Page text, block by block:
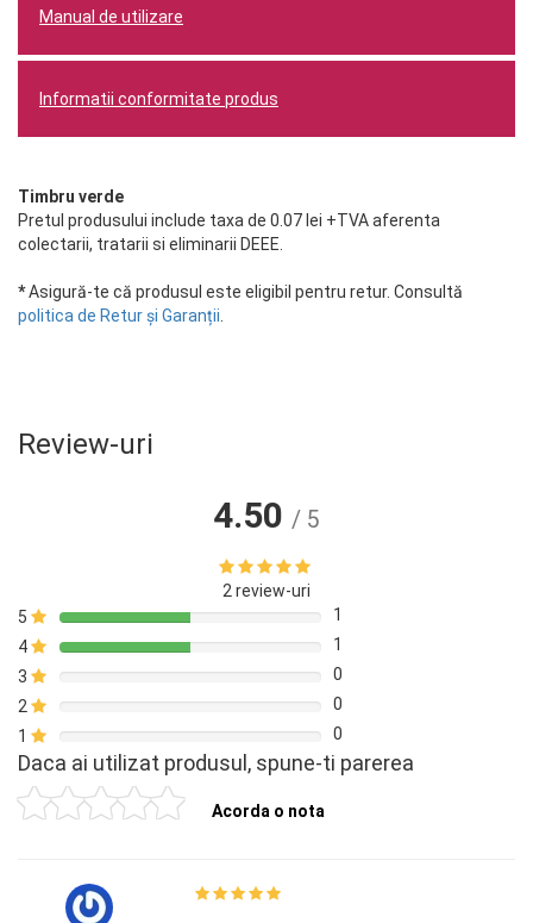
Manual de utilizare
Informatii conformitate produs
Timbru verde
Pretul produsului include taxa de 0.07 lei +TVA aferenta
colectarii, tratarii si eliminarii DEEE.
*Asigură-te că produsul este eligibil pentru retur. Consultă
politica de Retur și Garanții
Review-uri
4.50 / 5
2 review-uri
5
1
4
1
3
0
2
0
1
0
Daca ai utilizat produsul, spune-ti parerea
Acorda o nota